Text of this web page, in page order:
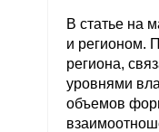
В статье на
и регионом.
региона,
уровнями
объемов